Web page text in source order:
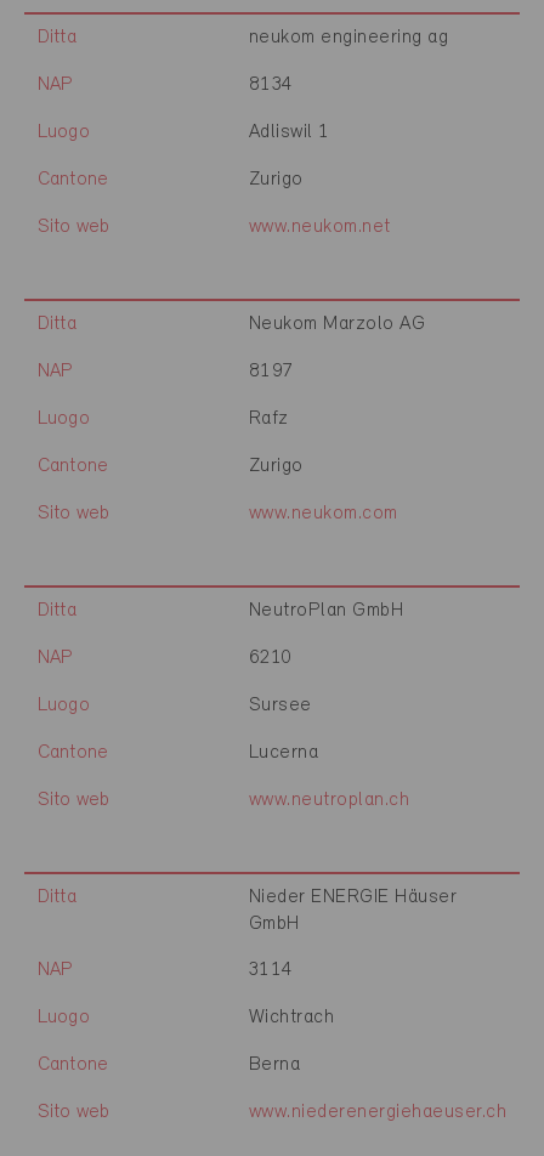
Ditta neukom engineering ag
NAP 8134
Luogo Adliswil 1
Cantone Zurigo
Sito web www.neukom.net
Ditta Neukom Marzolo AG
NAP 8197
Luogo Rafz
Cantone Zurigo
Sito web www.neukom.com
Ditta NeutroPlan GmbH
NAP 6210
Luogo Sursee
Cantone Lucerna
Sito web www.neutroplan.ch
Ditta
Nieder ENERGIE Häuser
GmbH
NAP 3114
Luogo Wichtrach
Cantone Berna
Sito web www.niederenergiehaeuser.ch